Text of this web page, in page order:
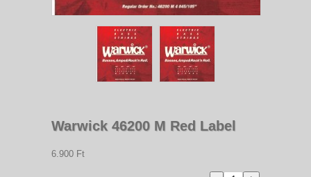
Warwick 46200 M Red Label
6.900 Ft